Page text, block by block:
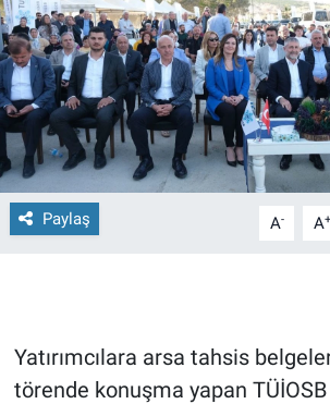
Paylaş A- A+
Yatırımcılara arsa tahsis
törende konuşma yapan